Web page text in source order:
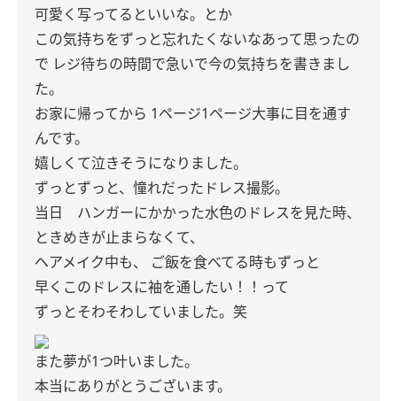
可愛く写ってるといいな。とか
この気持ちをずっと忘れたくないなあって思ったの
で レジ待ちの時間で急いで今の気持ちを書きまし
た。
お家に帰ってから 1ページ1ページ大事に目を通す
んです。
嬉しくて泣きそうになりました。
ずっとずっと、憧れだったドレス撮影。
当日 ハンガーにかかった水色のドレスを見た時、
ときめきが止まらなくて、
ヘアメイク中も、 ご飯を食べてる時もずっと
早くこのドレスに袖を通したい！！って
ずっとそわそわしていました。笑
また夢が1つ叶いました。
本当にありがとうございます。